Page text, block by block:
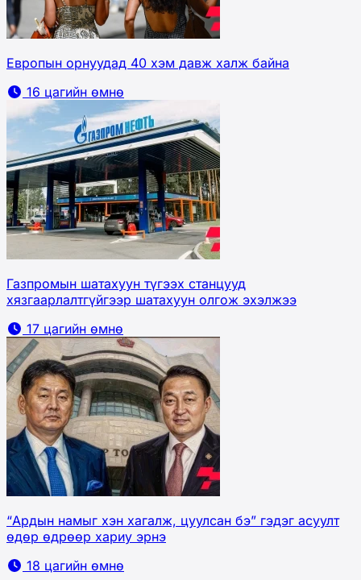
Европын орнуудад 40 хэм давж халж байна
16 цагийн өмнө
Газпромын шатахуун түгээх станцууд
хязгаарлалтгүйгээр шатахуун олгож эхэлжээ
17 цагийн өмнө
“Ардын намыг хэн хагалж, цуулсан бэ” гэдэг асуулт
өдөр өдрөөр хариу эрнэ
18 цагийн өмнө